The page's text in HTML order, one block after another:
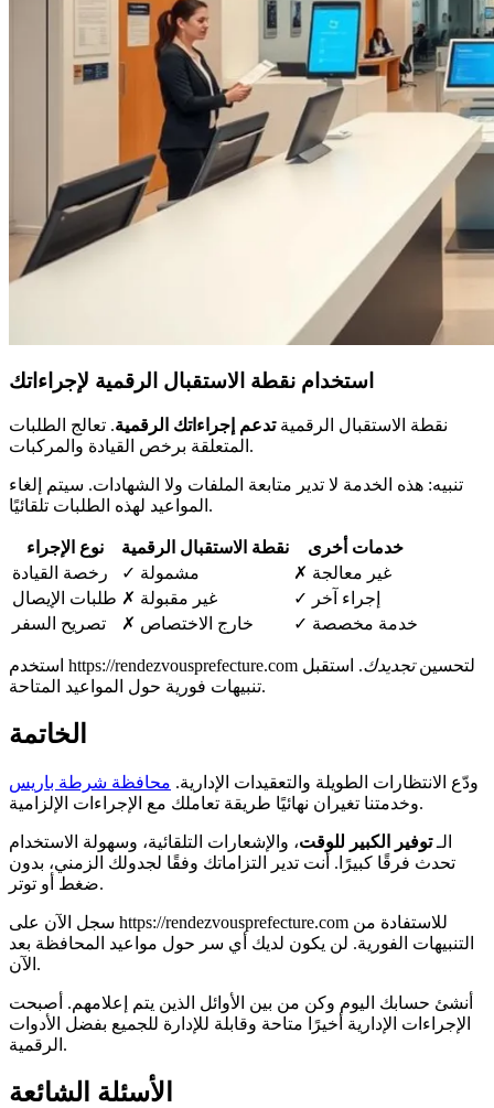
استخدام نقطة الاستقبال الرقمية لإجراءاتك
نقطة الاستقبال الرقميةتدعم إجراءاتك الرقمية. تعالج الطلبات
المتعلقة برخص القيادة والمركبات.
تنبيه: هذه الخدمة لا تدير متابعة الملفات ولا الشهادات. سيتم إلغاء
المواعيد لهذه الطلبات تلقائيًا.
نوع الإجراء نقطة الاستقبال الرقمية
خدمات أخرى
رخصة القيادة
✓ مشمولة
✗ غير معالجة
طلبات الإيصال
✗ غير مقبولة
✓ إجراء آخر
تصريح السفر
✗ خارج الاختصاص ✓ خدمة مخصصة
استخدم https://rendezvousprefecture.com لتحسينتجديدك. استقبل
تنبيهات فورية حول المواعيد المتاحة.
الخاتمة
ودّع الانتظارات الطويلة والتعقيدات الإدارية. محافظة شرطة باريس
وخدمتنا تغيران نهائيًا طريقة تعاملك مع الإجراءات الإلزامية.
الـتوفير الكبير للوقت، والإشعارات التلقائية، وسهولة الاستخدام
تحدث فرقًا كبيرًا. أنت تدير التزاماتك وفقًا لجدولك الزمني، بدون
ضغط أو توتر.
سجل الآن على https://rendezvousprefecture.com للاستفادة من
التنبيهات الفورية. لن يكون لديك أي سر حول مواعيد المحافظة بعد
الآن.
أنشئ حسابك اليوم وكن من بين الأوائل الذين يتم إعلامهم. أصبحت
الإجراءات الإدارية أخيرًا متاحة وقابلة للإدارة للجميع بفضل الأدوات
الرقمية.
الأسئلة الشائعة